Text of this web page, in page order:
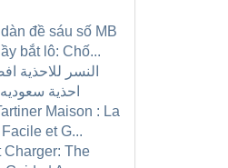
đề sáu số MB
bắt lô: Chố...
النسر للاحذية
احذية
Maison : La
et G...
Charger: The